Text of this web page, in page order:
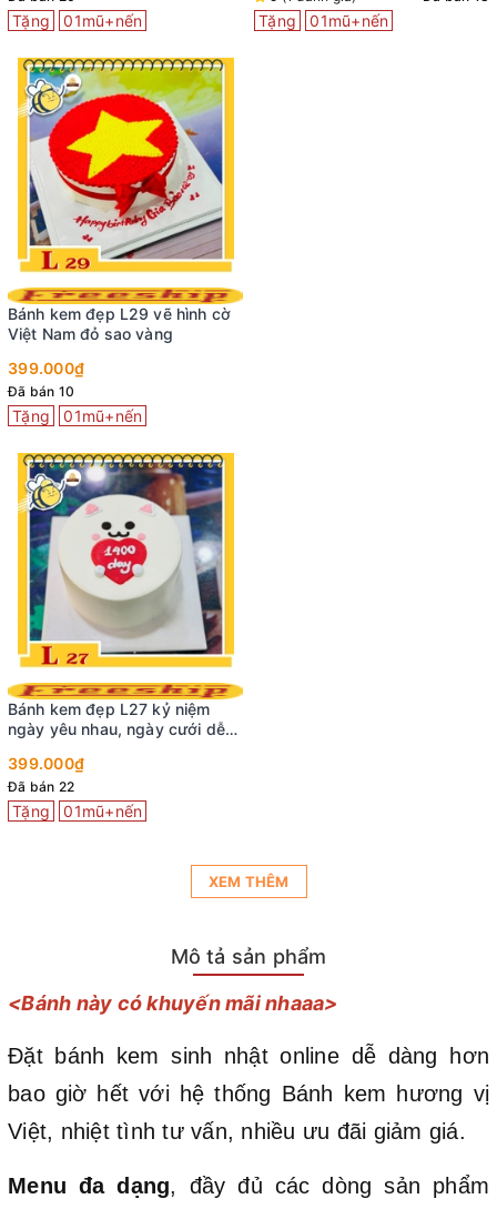
Tặng 01mũ+nến
Bánh kem đẹp L29 vẽ hình cờ
Việt Nam đỏ sao vàng
399.000₫
Đã bán 10
Tặng 01mũ+nến
Bánh kem đẹp L27 kỷ niệm
ngày yêu nhau, ngày cưới dễ
399.000₫
Đã bán 22
Tặng 01mũ+nến
Tặng 01mũ+nến
XEM THÊM
Mô tả sản phẩm
<Bánh này có khuyến mãi nhaaa>
Đặt bánh kem sinh nhật online dễ dàng hơn
bao giờ hết với hệ thống Bánh kem hương vị
Việt, nhiệt tình tư vấn, nhiều ưu đãi giảm giá.
Menu đa dạng, đầy đủ các dòng sản phẩm